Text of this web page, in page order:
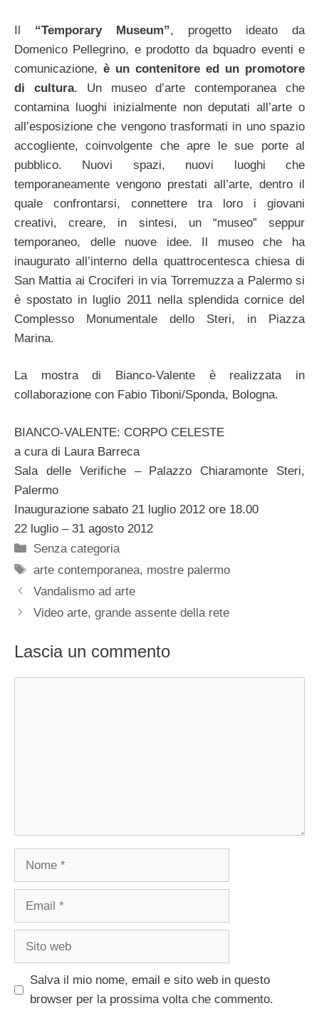
Il “Temporary Museum”, progetto ideato da
Domenico Pellegrino, e prodotto da bquadro eventi e
comunicazione, è un contenitore ed un promotore
di cultura. Un museo d’arte contemporanea che
contamina luoghi inizialmente non deputati all’arte o
all’esposizione che vengono trasformati in uno spazio
accogliente, coinvolgente che apre le sue porte al
pubblico. Nuovi spazi, nuovi luoghi che
temporaneamente vengono prestati all’arte, dentro il
quale confrontarsi, connettere tra loro i giovani
creativi, creare, in sintesi, un “museo” seppur
temporaneo, delle nuove idee. Il museo che ha
inaugurato all’interno della quattrocentesca chiesa di
San Mattia ai Crociferi in via Torremuzza a Palermo si
è spostato in luglio 2011 nella splendida cornice del
Complesso Monumentale dello Steri, in Piazza
Marina.
La mostra di Bianco-Valente è realizzata in
collaborazione con Fabio Tiboni/Sponda, Bologna.
BIANCO-VALENTE: CORPO CELESTE
a cura di Laura Barreca
Sala delle Verifiche – Palazzo Chiaramonte Steri,
Palermo
Inaugurazione sabato 21 luglio 2012 ore 18.00
22 luglio – 31 agosto 2012
Categorie
Senza categoria
Tag
arte contemporanea, mostre palermo
Vandalismo ad arte
Video arte, grande assente della rete
Lascia un commento
Nome
Email
Sito
Salva il mio nome, email e sito web in questo
browser per la prossima volta che commento.